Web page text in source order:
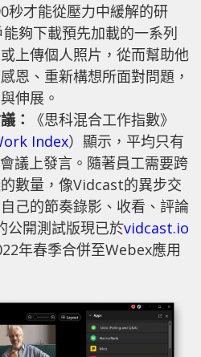
秒才能從壓力中緩解的研
夠下載預先加載的一系列
上傳個人照片，從而幫助他
恩、重新構想所面對問題，
伸展。
：
《思科混合工作指數》
Index）顯示，平均只有
議上發言。隨著員工需要跨
數量，像Vidcast的異步交
己的節奏錄影、收看、評論
公開測試版現已於vidcast.io
年春季合併至Webex應用